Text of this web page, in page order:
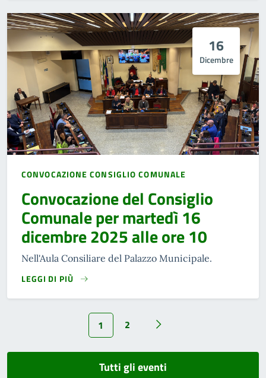
16
Dicembre
CONVOCAZIONE CONSIGLIO COMUNALE
Convocazione del Consiglio
Comunale per martedì 16
dicembre 2025 alle ore 10
Nell'Aula Consiliare del Palazzo Municipale.
LEGGI DI PIÙ
1 2
Tutti gli eventi